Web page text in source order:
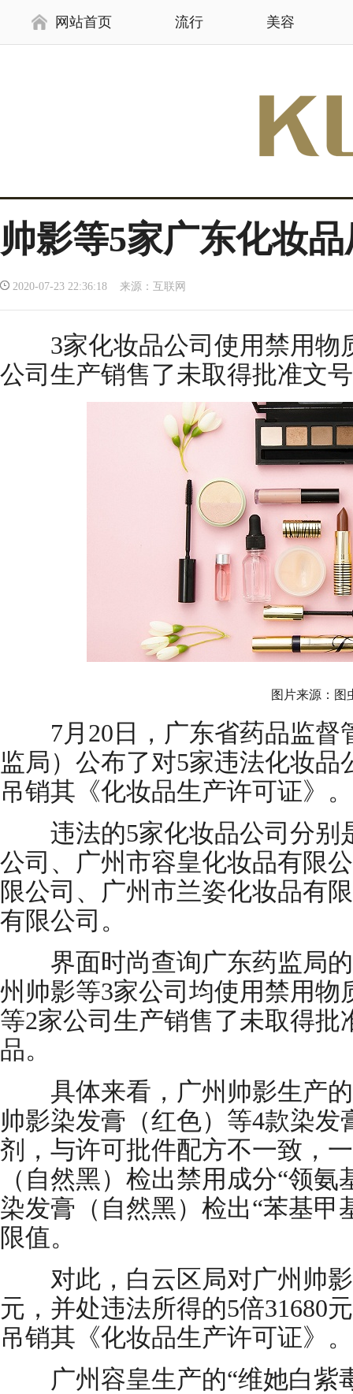
网站首页 流行 美容
帅影等5家广东化妆
2020-07-23 22:36:18 来源：互联网
3家化妆品公司使用禁用物
公司生产销售了未取得批准文
图片来源：图
7月20日，广东省药品监督
监局）公布了对5家违法化妆
吊销其《化妆品生产许可证》。
违法的5家化妆品公司分别
公司、广州市容皇化妆品有限
限公司、广州市兰姿化妆品有
有限公司。
界面时尚查询广东药监局的
州帅影等3家公司均使用禁用物
等2家公司生产销售了未取得批
品。
具体来看，广州帅影生产的
帅影染发膏（红色）等4款染
剂，与许可批件配方不一致，
（自然黑）检出禁用成分“领
染发膏（自然黑）检出“苯基甲
限值。
对此，白云区局对广州帅影
元，并处违法所得的5倍31680
吊销其《化妆品生产许可证》。
广州容皇生产的“维她白紫